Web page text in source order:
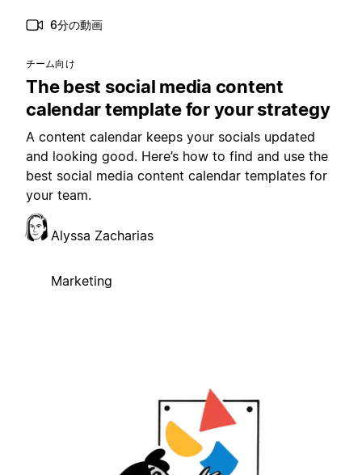
6分の動画
チーム向け
The best social media content
calendar template for your strategy
A content calendar keeps your socials updated
and looking good. Here’s how to find and use the
best social media content calendar templates for
your team.
Alyssa Zacharias
Marketing